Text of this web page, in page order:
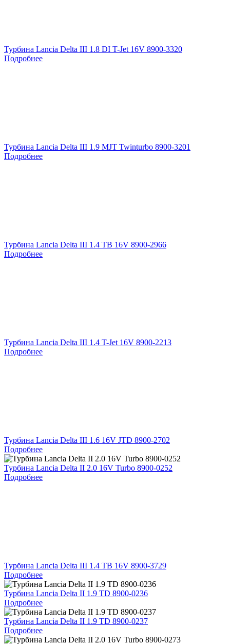
Турбина Lancia Delta III 1.8 DI T-Jet 16V 8900-3320
Подробнее
Турбина Lancia Delta III 1.9 MJT Twinturbo 8900-3201
Подробнее
Турбина Lancia Delta III 1.4 TB 16V 8900-2966
Подробнее
Турбина Lancia Delta III 1.4 T-Jet 16V 8900-2213
Подробнее
Турбина Lancia Delta III 1.6 16V JTD 8900-2702
Подробнее
Турбина Lancia Delta II 2.0 16V Turbo 8900-0252
Подробнее
Турбина Lancia Delta III 1.4 TB 16V 8900-3729
Подробнее
Турбина Lancia Delta II 1.9 TD 8900-0236
Подробнее
Турбина Lancia Delta II 1.9 TD 8900-0237
Подробнее